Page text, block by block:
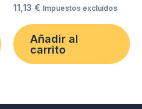
producto
variantes.
opciones
11,13 € Impuestos excluídos
Añadir al
carrito